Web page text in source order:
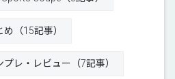
（15記事）
レ・レビュー（7記事）